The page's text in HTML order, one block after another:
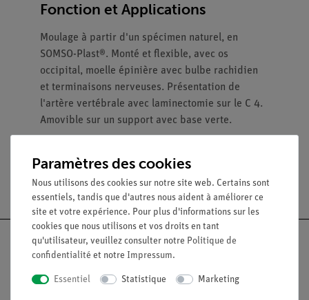
Fonction et Applications
Moulage à partir d'un spécimen naturel, en
SOMSO-Plast®. Monté et flexible, avec os
occipital, moelle épinière avec bulbe rachidien
et terminaisons nerveuses. Présentation de
l'artère vertébrale avec laminectomie sur le C 4.
Amovible sur un support avec base verte.
Nach oben
Paramètres des cookies
Nous utilisons des cookies sur notre site web. Certains sont
essentiels, tandis que d'autres nous aident à améliorer ce
site et votre expérience. Pour plus d'informations sur les
cookies que nous utilisons et vos droits en tant
qu'utilisateur, veuillez consulter notre Politique de
confidentialité et notre Impressum.
Essentiel Statistique Marketing